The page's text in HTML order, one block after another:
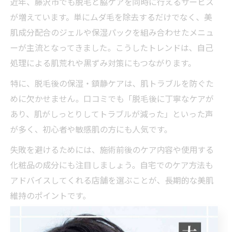
が増えています。単にムダ毛を除去するだけでなく、美
肌成分配合のジェルや保湿パックを組み合わせたメニュ
ーが主流となってきました。こうしたトレンドは、自己
処理による肌荒れや黒ずみ対策にもつながります。
特に、脱毛後の保湿・鎮静ケアは、肌トラブルを防ぐた
めに欠かせません。口コミでも「脱毛後に丁寧なケアが
あり、肌がしっとりしてトラブルが減った」といった声
が多く、初心者や敏感肌の方にも人気です。
失敗を避けるためには、施術前後のケア内容や使用する
化粧品の成分にも注目しましょう。自宅でのケア方法も
アドバイスしてくれる店舗を選ぶことが、長期的な美肌
維持のポイントです。
肌質に合わせた脱毛方法の選び方ガイド